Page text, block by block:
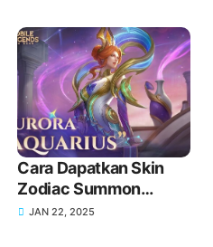
Cara Dapatkan Skin
Zodiac Summon
Aquarius Aurora MLBB
JAN 22, 2025